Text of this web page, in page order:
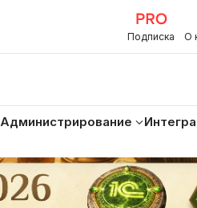
Подписка О
Администрирование